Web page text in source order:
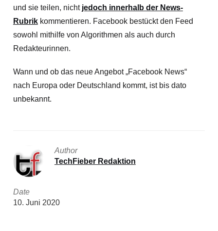
und sie teilen, nicht jedoch innerhalb der News-
Rubrikkommentieren. Facebook bestückt den Feed
sowohl mithilfe von Algorithmen als auch durch
Redakteurinnen.
Wann und ob das neue Angebot „Facebook News“
nach Europa oder Deutschland kommt, ist bis dato
unbekannt.
Author
TechFieber Redaktion
Date
10. Juni 2020